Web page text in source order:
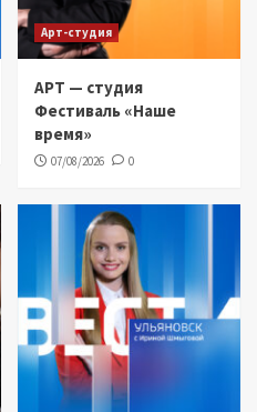
Арт-студия
АРТ — студия
Фестиваль «Наше
время»
07/08/2026 0